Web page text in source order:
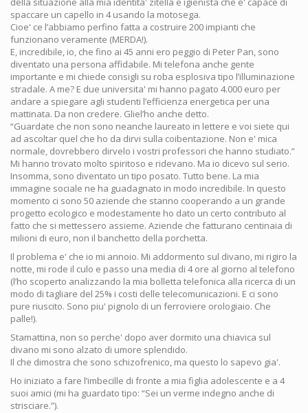
spaccare un capello in 4 usando la motosega.
Cioe' ce l’abbiamo perfino fatta a costruire 200 impianti che
funzionano veramente (MERDA!).
E, incredibile, io, che fino ai 45 anni ero peggio di Peter Pan, sono
diventato una persona affidabile. Mi telefona anche gente
importante e mi chiede consigli su roba esplosiva tipo l’illuminazione
stradale. A me? E due universita' mi hanno pagato 4.000 euro per
andare a spiegare agli studenti l’efficienza energetica per una
mattinata. Da non credere. Gliel’ho anche detto.
“Guardate che non sono neanche laureato in lettere e voi siete qui
ad ascoltar quel che ho da dirvi sulla coibentazione. Non e' mica
normale, dovrebbero dirvelo i vostri professori che hanno studiato.”
Mi hanno trovato molto spiritoso e ridevano. Ma io dicevo sul serio.
Insomma, sono diventato un tipo posato. Tutto bene. La mia
immagine sociale ne ha guadagnato in modo incredibile. In questo
momento ci sono 50 aziende che stanno cooperando a un grande
progetto ecologico e modestamente ho dato un certo contributo al
fatto che si mettessero assieme. Aziende che fatturano centinaia di
milioni di euro, non il banchetto della porchetta.
Il problema e' che io mi annoio. Mi addormento sul divano, mi rigiro la
notte, mi rode il culo e passo una media di 4 ore al giorno al telefono
(l’ho scoperto analizzando la mia bolletta telefonica alla ricerca di un
modo di tagliare del 25% i costi delle telecomunicazioni. E ci sono
pure riuscito. Sono piu' pignolo di un ferroviere orologiaio. Che
palle!).
Stamattina, non so perche' dopo aver dormito una chiavica sul
divano mi sono alzato di umore splendido.
Il che dimostra che sono schizofrenico, ma questo lo sapevo gia'.
Ho iniziato a fare l’imbecille di fronte a mia figlia adolescente e a 4
suoi amici (mi ha guardato tipo: “Sei un verme indegno anche di
strisciare.”).